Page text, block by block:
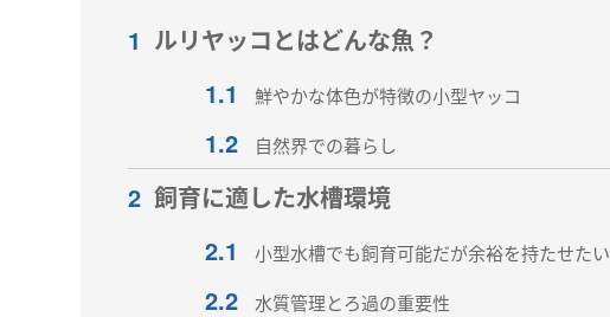
1 ルリヤッコとはどんな魚？
1.1
鮮やかな体色が特徴の小型ヤッコ
1.2 自然界での暮らし
2 飼育に適した水槽環境
2.1
小型水槽でも飼育可能だが余裕を持たせたい
2.2 水質管理とろ過の重要性